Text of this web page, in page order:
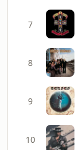
7
8
9
10